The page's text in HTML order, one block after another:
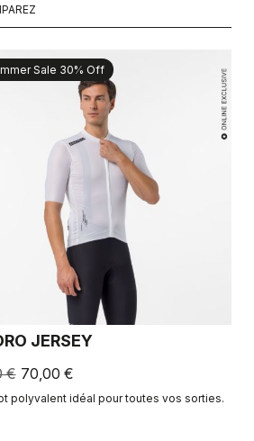
Sale 30% Off
JERSEY
€ 70,00 €
polyvalent idéal pour toutes vos sorties.